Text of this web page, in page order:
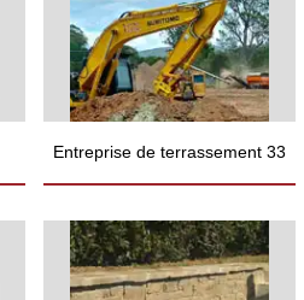
Entreprise de terrassement 33